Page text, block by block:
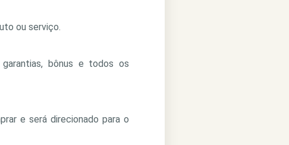
ou serviço.
bônus e todos os
e será direcionado para o